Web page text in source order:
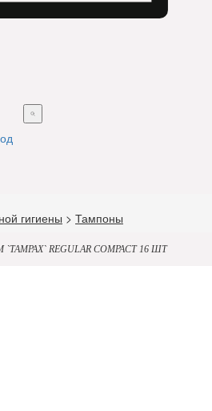
гигиены > Тампоны
REGULAR COMPACT 16 ШТ